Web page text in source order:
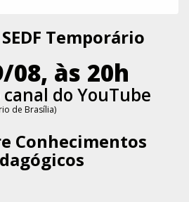
Temporário
08, às 20h
canal do YouTube
de Brasília)
Conhecimentos